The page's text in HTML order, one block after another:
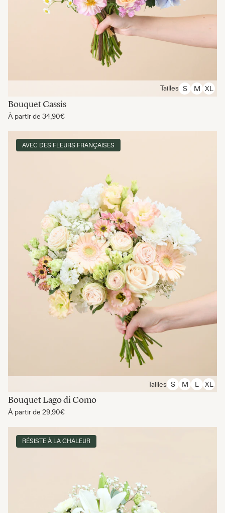
Tailles S M XL
Bouquet Cassis
À partir de 34,90€
AVEC DES FLEURS FRANÇAISES
Tailles S M XL
Bouquet Lago di Como
À partir de 29,90€
RÉSISTE À LA CHALEUR